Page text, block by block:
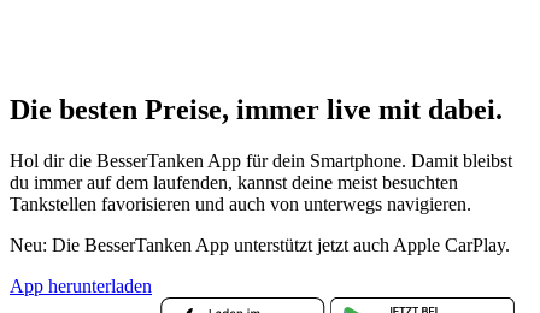
Die besten Preise, immer live mit dabei.
Hol dir die BesserTanken App für dein Smartphone. Damit bleibst
du immer auf dem laufenden, kannst deine meist besuchten
Tankstellen favorisieren und auch von unterwegs navigieren.
Neu: Die BesserTanken App unterstützt jetzt auch Apple CarPlay.
App herunterladen